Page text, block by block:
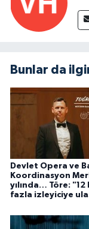
Bunlar da
Devlet Opera ve
Koordinasyon
yılında… Töre: "12
fazla izleyiciye